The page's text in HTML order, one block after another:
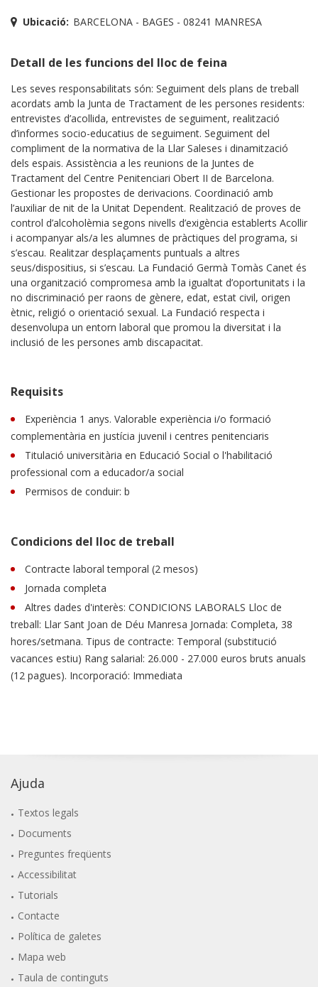
Ubicació: BARCELONA - BAGES - 08241 MANRESA
Detall de les funcions del lloc de feina
Les seves responsabilitats són: Seguiment dels plans de treball
acordats amb la Junta de Tractament de les persones residents:
entrevistes d’acollida, entrevistes de seguiment, realització
d’informes socio-educatius de seguiment. Seguiment del
compliment de la normativa de la Llar Saleses i dinamització
dels espais. Assistència a les reunions de la Juntes de
Tractament del Centre Penitenciari Obert II de Barcelona.
Gestionar les propostes de derivacions. Coordinació amb
l’auxiliar de nit de la Unitat Dependent. Realització de proves de
control d’alcoholèmia segons nivells d’exigència establerts Acollir
i acompanyar als/a les alumnes de pràctiques del programa, si
s’escau. Realitzar desplaçaments puntuals a altres
seus/dispositius, si s’escau. La Fundació Germà Tomàs Canet és
una organització compromesa amb la igualtat d’oportunitats i la
no discriminació per raons de gènere, edat, estat civil, origen
ètnic, religió o orientació sexual. La Fundació respecta i
desenvolupa un entorn laboral que promou la diversitat i la
inclusió de les persones amb discapacitat.
Requisits
Experiència 1 anys. Valorable experiència i/o formació
complementària en justícia juvenil i centres penitenciaris
Titulació universitària en Educació Social o l'habilitació
professional com a educador/a social
Permisos de conduir: b
Condicions del lloc de treball
Contracte laboral temporal (2 mesos)
Jornada completa
Altres dades d'interès: CONDICIONS LABORALS Lloc de
treball: Llar Sant Joan de Déu Manresa Jornada: Completa, 38
hores/setmana. Tipus de contracte: Temporal (substitució
vacances estiu) Rang salarial: 26.000 - 27.000 euros bruts anuals
(12 pagues). Incorporació: Immediata
Ajuda
Textos legals
Documents
Preguntes freqüents
Accessibilitat
Tutorials
Contacte
Política de galetes
Mapa web
Taula de continguts